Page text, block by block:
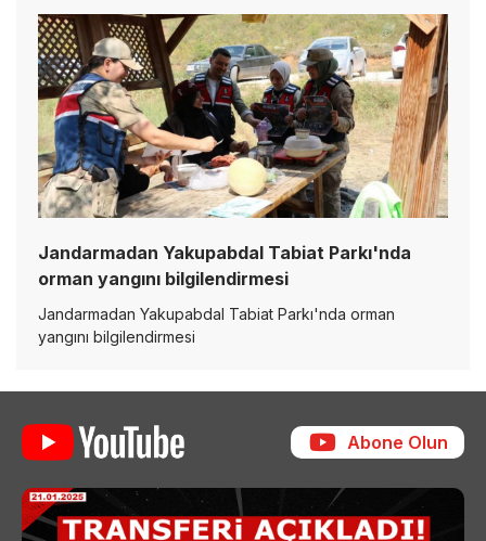
Jandarmadan Yakupabdal Tabiat Parkı'nda
orman yangını bilgilendirmesi
Jandarmadan Yakupabdal Tabiat Parkı'nda orman
yangını bilgilendirmesi
Abone Olun